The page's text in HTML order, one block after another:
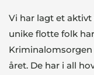
Vi har lagt et aktivt
unike flotte folk
året. De har i all